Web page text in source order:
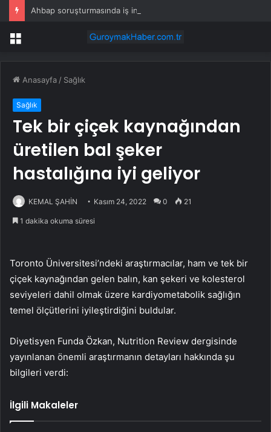
Menü
Anasayfa / Sağlık
Sağlık
Tek bir çiçek kaynağından
üretilen bal şeker
hastalığına iyi geliyor
KEMAL ŞAHİN Kasım 24, 2022 0 21
1 dakika okuma süresi
Toronto Üniversitesi’ndeki araştırmacılar, ham ve tek bir
çiçek kaynağından gelen balın, kan şekeri ve kolesterol
seviyeleri dahil olmak üzere kardiyometabolik sağlığın
temel ölçütlerini iyileştirdiğini buldular.
Diyetisyen Funda Özkan, Nutrition Review dergisinde
yayınlanan önemli araştırmanın detayları hakkında şu
bilgileri verdi:
İlgili Makaleler